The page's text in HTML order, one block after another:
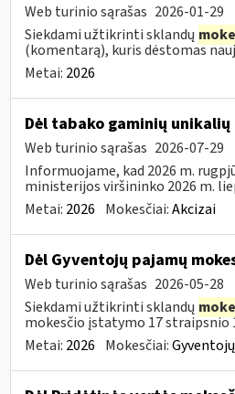
Web turinio sąrašas 2026-01-29
Siekdami užtikrinti sklandų
(komentarą), kuris dėstomas
Metai: 2026
Dėl tabako gaminių
Web turinio sąrašas 2026-07-29
Informuojame, kad 2026 m.
ministerijos viršininko 2026 m.
Metai: 2026 Mokesčiai:Akcizai
Dėl Gyventojų pajamų
Web turinio sąrašas 2026-05-28
Siekdami užtikrinti sklandų
mokesčio įstatymo 17 straipsnio
Metai: 2026 Mokesčiai: